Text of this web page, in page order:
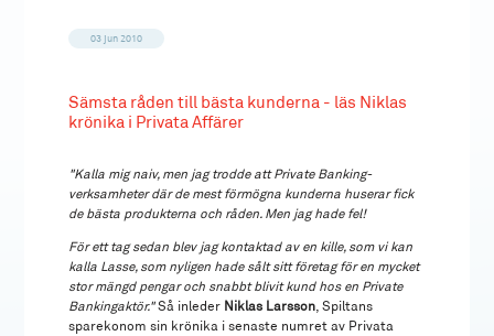
03 jun 2010
Sämsta råden till bästa kunderna - läs Niklas
krönika i Privata Affärer
"Kalla mig naiv, men jag trodde att Private Banking-
verksamheter där de mest förmögna kunderna huserar fick
de bästa produkterna och råden. Men jag hade fel!
För ett tag sedan blev jag kontaktad av en kille, som vi kan
kalla Lasse, som nyligen hade sålt sitt företag för en mycket
stor mängd pengar och snabbt blivit kund hos en Private
Bankingaktör."Så inleder Niklas Larsson , Spiltans
sparekonom sin krönika i senaste numret av Privata